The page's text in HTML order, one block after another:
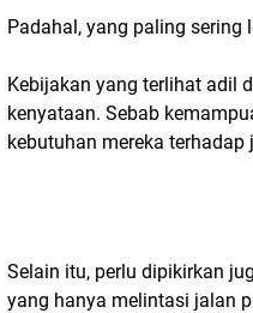
Padahal, yang paling
Kebijakan yang terlihat adil
kenyataan. Sebab
kebutuhan mereka
Selain itu, perlu dipikirkan
yang hanya melintasi jalan